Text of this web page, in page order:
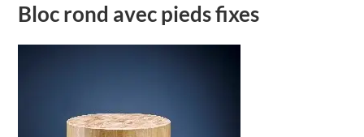
Bloc rond avec pieds fixes